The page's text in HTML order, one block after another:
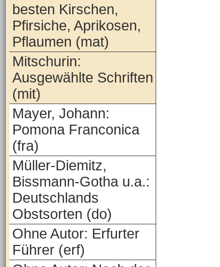
besten Kirschen,
Pfirsiche, Aprikosen,
Pflaumen (mat)
Mitschurin:
Ausgewählte Schriften
(mit)
Mayer, Johann:
Pomona Franconica
(fra)
Müller-Diemitz,
Bissmann-Gotha u.a.:
Deutschlands
Obstsorten (do)
Ohne Autor: Erfurter
Führer (erf)